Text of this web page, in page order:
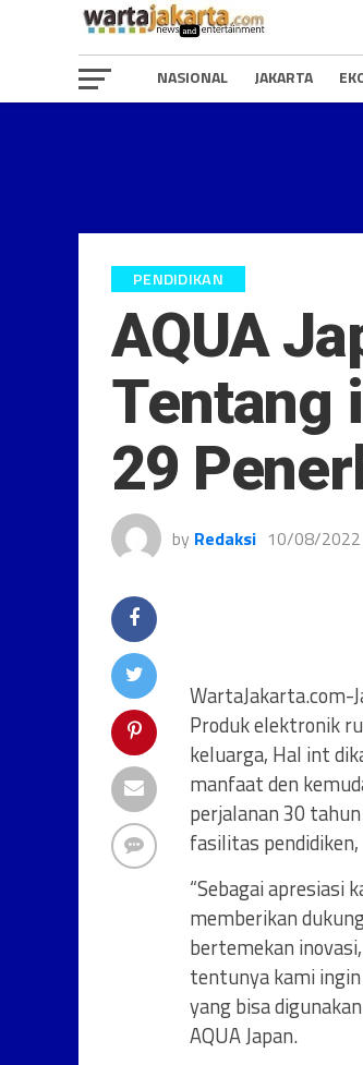
NASIONAL JAKARTA
PENDIDIKAN
AQUA
Tentang
29
by Redaksi 10/08/2022
WartaJakarta.com-
Produk elektronik
keluarga, Hal int
manfaat den
perjalanan 30
fasilitas pendidiken,
“Sebagai apresiasi
memberikan
bertemekan
tentunya kami
yang bisa
AQUA Japan.